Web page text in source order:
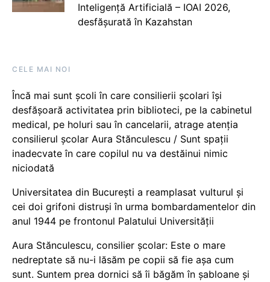
Inteligență Artificială – IOAI 2026,
desfășurată în Kazahstan
CELE MAI NOI
Încă mai sunt școli în care consilierii școlari își
desfășoară activitatea prin biblioteci, pe la cabinetul
medical, pe holuri sau în cancelarii, atrage atenția
consilierul școlar Aura Stănculescu / Sunt spații
inadecvate în care copilul nu va destăinui nimic
niciodată
Universitatea din București a reamplasat vulturul și
cei doi grifoni distruși în urma bombardamentelor din
anul 1944 pe frontonul Palatului Universității
Aura Stănculescu, consilier școlar: Este o mare
nedreptate să nu-i lăsăm pe copii să fie așa cum
sunt. Suntem prea dornici să îi băgăm în șabloane și